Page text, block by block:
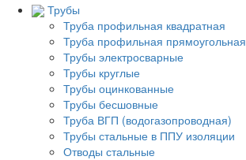
Трубы
Труба профильная квадратная
Труба профильная прямоугольная
Трубы электросварные
Трубы круглые
Трубы оцинкованные
Трубы бесшовные
Труба ВГП (водогазопроводная)
Трубы стальные в ППУ изоляции
Отводы стальные